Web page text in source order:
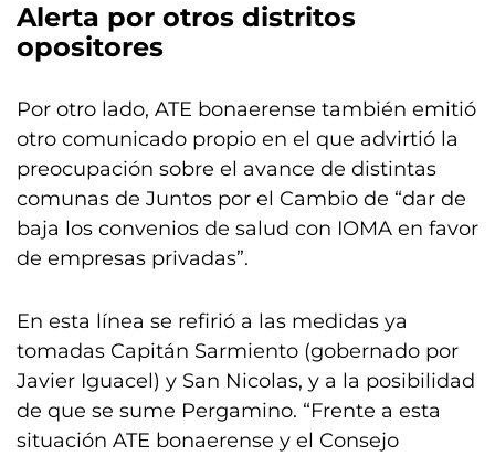
Alerta por otros distritos
opositores
Por otro lado, ATE bonaerense también emitió
otro comunicado propio en el que advirtió la
preocupación sobre el avance de distintas
comunas de Juntos por el Cambio de “dar de
baja los convenios de salud con IOMA en favor
de empresas privadas”.
En esta línea se refirió a las medidas ya
tomadas Capitán Sarmiento (gobernado por
Javier Iguacel) y San Nicolas, y a la posibilidad
de que se sume Pergamino. “Frente a esta
situación ATE bonaerense y el Consejo